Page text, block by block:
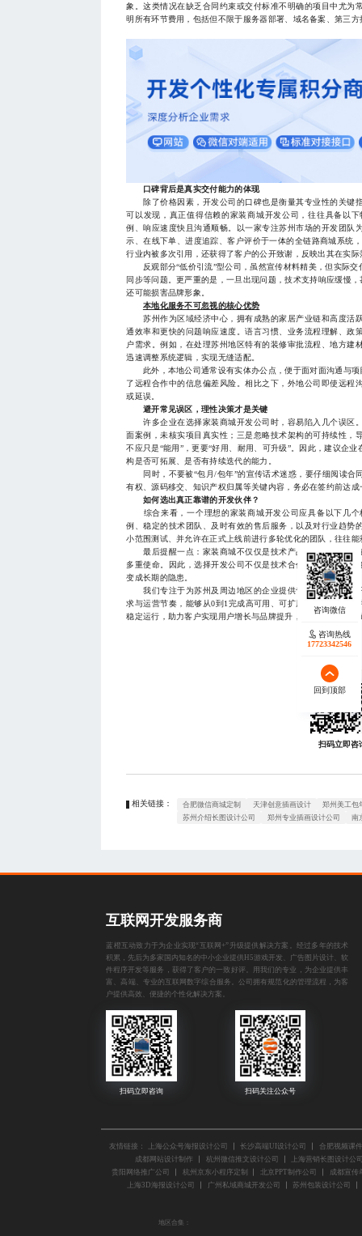
象。这类情况在缺乏合同约束或交付标准不明确的项目中尤为
明所有环节费用，包括但不限于服务器部署、域名备案、第三
口碑背后是真实交付能力的体现
除了价格因素，开发公司的口碑也是衡量其专业性的关键
可以发现，真正值得信赖的家装商城开发公司，往往具备以
例、响应速度快且沟通顺畅。以一家专注苏州市场的开发团队
示、在线下单、进度追踪、客户评价于一体的全链路商城系统
行业内被多次引用，还获得了客户的公开致谢，反映出其在实
反观部分“低价引流”型公司，虽然宣传材料精美，但实际交
同步等问题。更严重的是，一旦出现问题，技术支持响应缓慢
还可能损害品牌形象。
本地化服务不可忽视的核心优势
苏州作为区域经济中心，拥有成熟的家居产业链和高度活
通效率和更快的问题响应速度。语言习惯、业务流程理解、政
户需求。例如，在处理苏州地区特有的装修审批流程、地方建
迅速调整系统逻辑，实现无缝适配。
此外，本地公司通常设有实体办公点，便于面对面沟通与项
了远程合作中的信息偏差风险。相比之下，外地公司即使远程
或延误。
避开常见误区，理性决策才是关键
许多企业在选择家装商城开发公司时，容易陷入几个误区
面案例，未核实项目真实性；三是忽略技术架构的可持续性，
不应只是“能用”，更要“好用、耐用、可升级”。因此，建议企
构是否可拓展、是否有持续迭代的能力。
同时，不要被“包月/包年”的宣传话术迷惑，要仔细阅读合
有权、源码移交、知识产权归属等关键内容，务必在签约前达成
如何选出真正靠谱的开发伙伴？
综合来看，一个理想的家装商城开发公司应具备以下几个
例、稳定的技术团队、及时有效的售后服务，以及对行业趋势
小范围测试、并允许在正式上线前进行多轮优化的团队，往往
最后提醒一点：家装商城不仅仅是技术产品，更是品牌价
多重使命。因此，选择开发公司不仅是技术合作，更是一次战
变成长期的隐患。
我们专注于为苏州及周边地区的企业提供专业的家装商城
求与运营节奏，能够从0到1完成高可用、可扩展的系统搭建，
稳定运行，助力客户实现用户增长与品牌提升，如有相关需求欢
扫码立即咨
相关链接： 合肥微信商城定制 天津创意插画设计
郑州美工包
苏州介绍长图设计公司
郑州专业插画设计公司 南
咨询热线
17723342546
回到顶部
互联网开发服务商
蓝橙互动致力于为企业实现“互联网+”升级提供解决方案。经过多年的技术
积累，先后为多家国内知名的中小企业提供 H5游戏开发 广告图片设计 、软
件程序开发等服务，获得了客户的一致好评。用我们的专业，为企业提供丰
富、高端、专业的互联网数字综合服务。公司拥有规范化的管理流程，为客
户提供高效、便捷的个性化解决方案。
友情链接： 上海公众号海报设计公司 长沙高端UI设计公司
合肥视频课
成都网站设计制作
杭州微信推文设计公司
上海营销长图设计公
贵阳网络推广公司
杭州京东小程序定制 北京PPT制作公司
成都宣传
上海3D海报设计公司
广州私域商城开发公司 苏州包装设计公司
地区合集：